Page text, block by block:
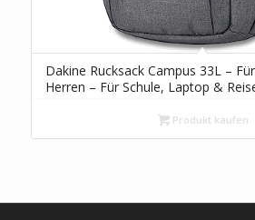
Dakine Rucksack Campus 33L –
Herren – Für Schule, Laptop &
Produkt kaufen